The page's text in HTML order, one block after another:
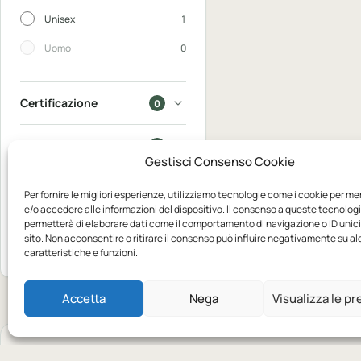
Gestisci Consenso Cookie
Per fornire le migliori esperienze, utilizziamo tecnologie come i cookie per
e/o accedere alle informazioni del dispositivo. Il consenso a queste
permetterà di elaborare dati come il comportamento di navigazione o ID
sito. Non acconsentire o ritirare il consenso può influire negativamente su
caratteristiche e funzioni.
Accetta Nega Visualizza le
Unisex 1
Uomo 0
Certificazione 0
Disponibili
Mostra 1
prodotto
Azzera